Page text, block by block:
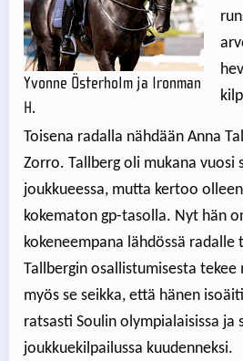
Yvonne Österholm ja Ironman
H.
Toisena radalla nähdään Anna
Zorro. Tallberg oli mukana vuosi
joukkueessa, mutta kertoo
kokematon gp-tasolla. Nyt hän
kokeneempana lähdössä radalle
Tallbergin osallistumisesta
myös se seikka, että hänen
ratsasti Soulin olympialaisissa ja
joukkuekilpailussa kuudenneksi.